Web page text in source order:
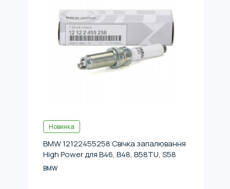
Новинка
BMW 12122455258 Свічка запалювання
High Power для B46, B48, B58TU, S58
BMW